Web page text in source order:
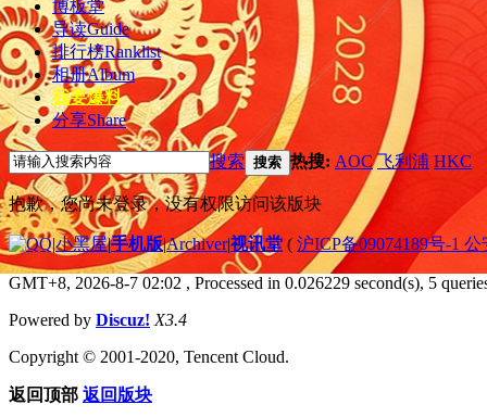
博板堂
导读Guide
排行榜Ranklist
相册Album
我要爆料
分享Share
搜索 搜索 热搜: AOC 飞利浦 HKC
抱歉，您尚未登录，没有权限访问该版块
|小黑屋|手机版|Archiver|视讯堂 ( 沪ICP备09074189号-1
GMT+8, 2026-8-7 02:02 , Processed in 0.026229 second(s), 5
Powered by Discuz! X3.4
Copyright © 2001-2020, Tencent Cloud.
返回顶部 返回版块